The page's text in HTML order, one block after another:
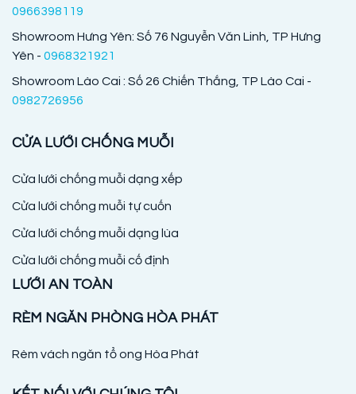
0966398119
Showroom Hưng Yên: Số 76 Nguyễn Văn Linh, TP Hưng
Yên - 0968321921
Showroom Lào Cai : Số 26 Chiến Thắng, TP Lào Cai -
0982726956
CỬA LƯỚI CHỐNG MUỖI
Cửa lưới chống muỗi dạng xếp
Cửa lưới chống muỗi tự cuốn
Cửa lưới chống muỗi dạng lùa
Cửa lưới chống muỗi cố định
LƯỚI AN TOÀN
RÈM NGĂN PHÒNG HÒA PHÁT
Rèm vách ngăn tổ ong Hòa Phát